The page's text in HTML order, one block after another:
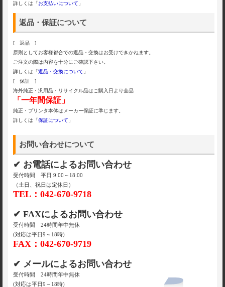
詳しくは「お支払いについて 」
返品・保証について
[ 返品 ]
原則としてお客様都合での返品・交換はお受けできかねます。
ご注文の際は内容を十分にご確認下さい。
詳しくは「返品・交換について 」
[ 保証 ]
海外純正・汎用品・リサイクル品はご購入日より全品
「一年間保証」
純正・プリンタ本体はメーカー保証に準じます。
詳しくは「保証について 」
お問い合わせについて
✔ お電話によるお問い合わせ
受付時間 平日 9:00～18:00
（土日、祝日は定休日）
TEL：042-670-9718
✔ FAXによるお問い合わせ
受付時間 24時間年中無休
(対応は平日9～18時)
FAX：042-670-9719
✔ メールによるお問い合わせ
受付時間 24時間年中無休
(対応は平日9～18時)